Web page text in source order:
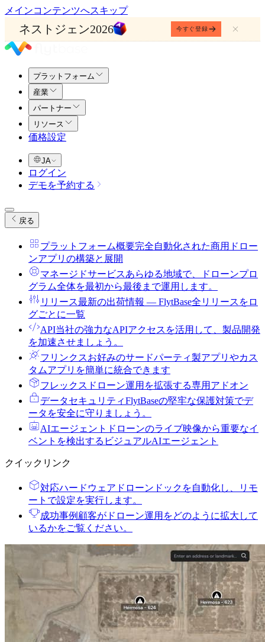
メインコンテンツへスキップ
ネストジェン2026 今すぐ登録
プラットフォーム
産業
パートナー
リソース
価格設定
JA
ログイン
デモを予約する
戻る
プラットフォーム概要完全自動化された商用ドロー
ンアプリの構築と展開
マネージドサービスあらゆる地域で、ドローンプロ
グラム全体を最初から最後まで運用します。
リリース最新の出荷情報 ― FlytBase全リリースをロ
グごとに一覧
API当社の強力なAPIアクセスを活用して、製品開発
を加速させましょう。
フリンクスお好みのサードパーティ製アプリやカス
タムアプリを簡単に統合できます
フレックス ドローン運用を拡張する専用アドオン
データセキュリティFlytBaseの堅牢な保護対策でデ
ータを安全に守りましょう。
AIエージェント ドローンのライブ映像から重要なイ
ベントを検出するビジュアルAIエージェント
クイックリンク
対応ハードウェア ドローンドックを自動化し、リモ
ートで設定を実行します。
成功事例 顧客がドローン運用をどのように拡大して
いるかをご覧ください。